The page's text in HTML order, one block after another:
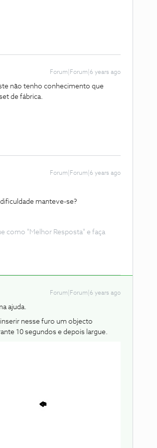
Forum|Forum|6 years ago
não tenho conhecimento que
de fábrica.
Forum|Forum|6 years ago
manteve-se?
como "Melhor Resposta" e faça
Forum|Forum|6 years ago
ajuda.
nesse furo um objecto
10 segundos e depois largue.